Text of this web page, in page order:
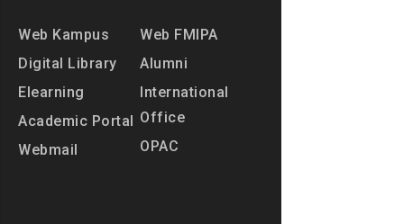
Web Kampus
Digital Library
Elearning
Academic Portal
Webmail
Web FMIPA
Alumni
International
Office
OPAC